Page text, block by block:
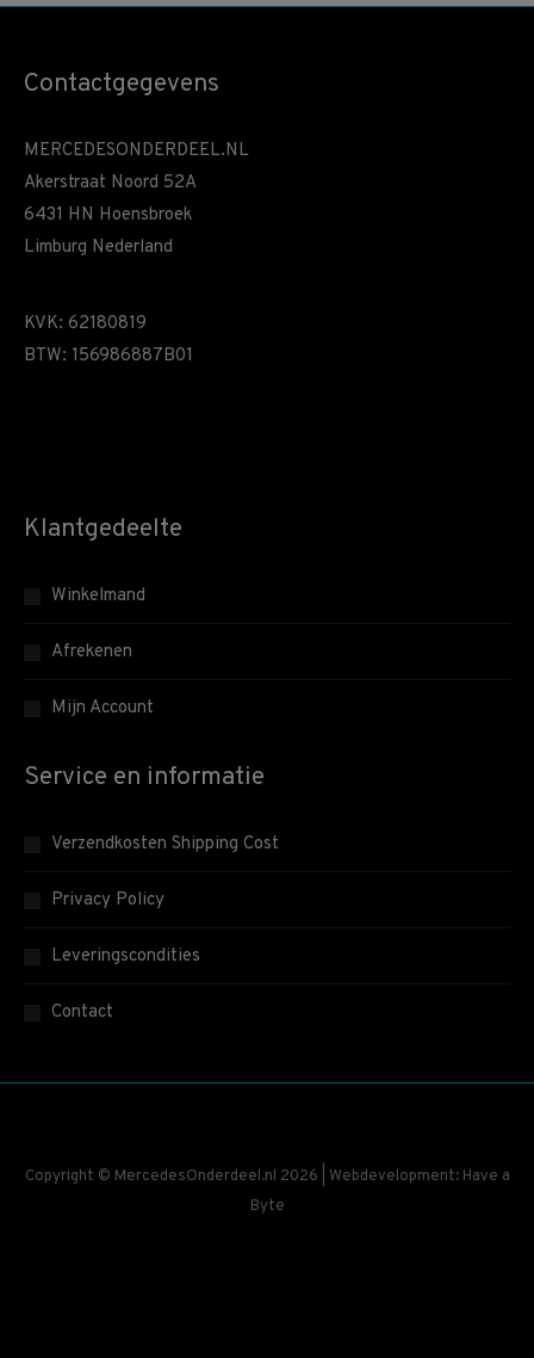
Contactgegevens
MERCEDESONDERDEEL.NL
Akerstraat Noord 52A
6431 HN Hoensbroek
Limburg Nederland
KVK: 62180819
BTW: 156986887B01
Klantgedeelte
Winkelmand
Afrekenen
Mijn Account
Service en informatie
Verzendkosten Shipping Cost
Privacy Policy
Leveringscondities
Contact
Copyright © MercedesOnderdeel.nl 2026 | Webdevelopment: Have a
Byte